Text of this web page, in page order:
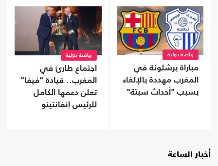
رياضة دولية
مباراة برشلونة في
المغرب مهددة بالإلغاء
بسبب "أحداث سبتة"
رياضة دولية
اجتماع طارئ في
المغرب.. قيادة "فيفا"
تعلن دعمها الكامل
للرئيس إنفانتينو
أخبار الساعة